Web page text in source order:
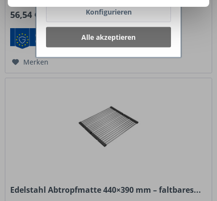
56,54 € *
Merken
Edelstahl Abtropfmatte 440×390 mm – faltbares...
Konfigurieren
Alle akzeptieren